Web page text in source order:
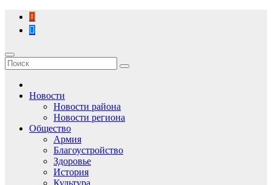
Перейти
содержимому
Новости
Новости района
Новости региона
Общество
Армия
Благоустройство
Здоровье
История
Культура